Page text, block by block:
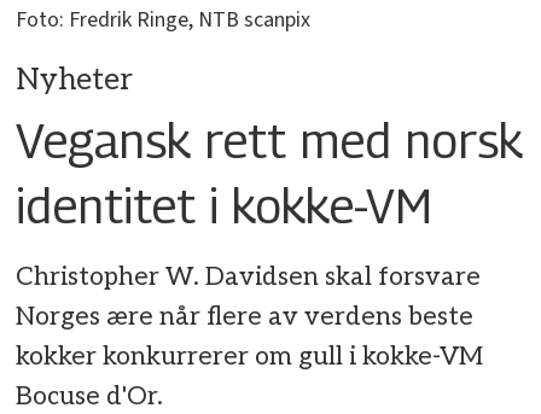
Foto: Fredrik Ringe, NTB scanpix
Nyheter
Vegansk rett med norsk
identitet i kokke-VM
Christopher W. Davidsen skal forsvare
Norges ære når flere av verdens beste
kokker konkurrerer om gull i kokke-VM
Bocuse d'Or.